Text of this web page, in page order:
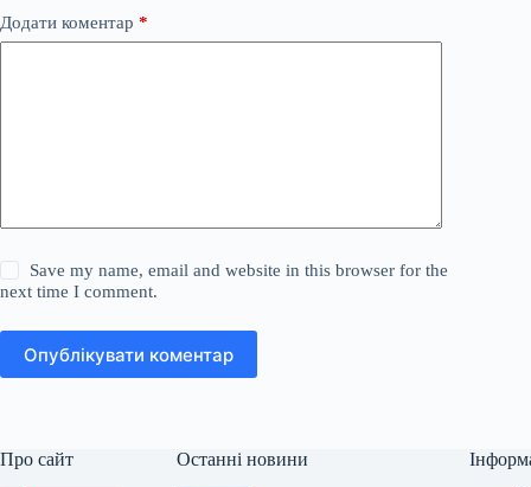
Додати коментар *
Save my name, email and website in this browser for the
next time I comment.
Опублікувати коментар
Про сайт Останні новини